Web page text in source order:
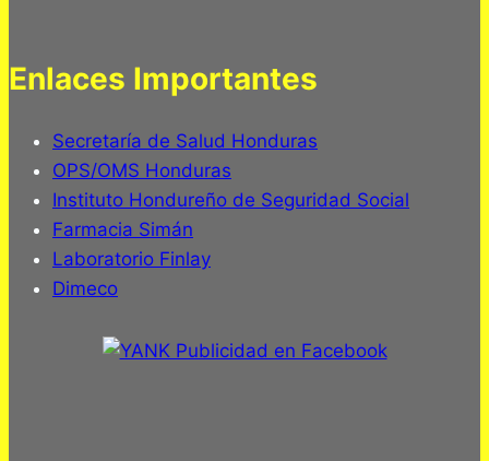
Enlaces Importantes
Secretaría de Salud Honduras
OPS/OMS Honduras
Instituto Hondureño de Seguridad Social
Farmacia Simán
Laboratorio Finlay
Dimeco